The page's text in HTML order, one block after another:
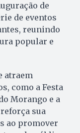
de
de eventos
reunindo
popular e
atraem
como a Festa
Morango e a
sua
ao promover